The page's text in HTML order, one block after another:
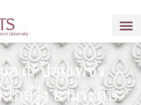
ล ณ ป้อมเพชร
ใกล้รุ่ง อามระดิษ